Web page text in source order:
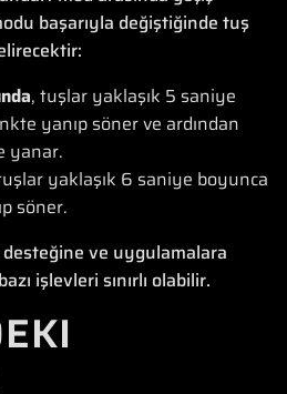
başarıyla değiştiğinde tuş
, tuşlar yaklaşık 5 saniye
yanıp söner ve ardından
yanar.
yaklaşık 6 saniye boyunca
söner.
ve uygulamalara
işlevleri sınırlı olabilir.